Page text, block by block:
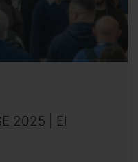
2025 | El